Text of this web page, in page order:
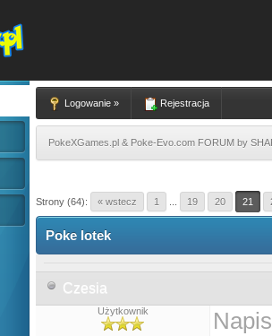
Logowanie » Rejestracja
PokeXGames.pl & Poke-Evo.com FORUM by
Strony (64): « wstecz 1 19 20 21
Poke lotek
Czesia
Użytkownik